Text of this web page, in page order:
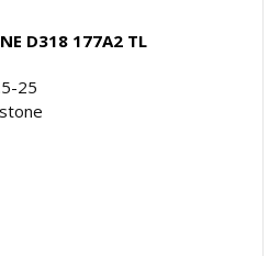
D318 177A2 TL
25